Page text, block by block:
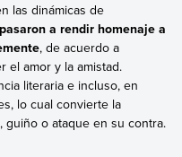
las dinámicas de
pasaron a rendir homenaje a
, de acuerdo a
el amor y la amistad.
literaria e incluso, en
lo cual convierte la
o ataque en su contra.